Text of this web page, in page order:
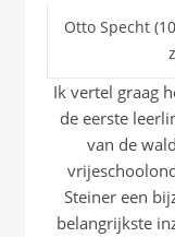
Otto Specht
Ik vertel graag
de eerste
van de
Steiner een
belangrijkste